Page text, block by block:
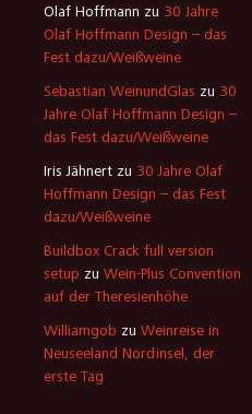
Olaf Hoffmann zu 30 Jahre
Olaf Hoffmann Design – das
Fest dazu/Weißweine
Sebastian WeinundGlas zu 30
Jahre Olaf Hoffmann Design –
das Fest dazu/Weißweine
Iris Jähnert zu 30 Jahre Olaf
Hoffmann Design – das Fest
dazu/Weißweine
Buildbox Crack full version
setup zu Wein-Plus Convention
auf der Theresienhöhe
Williamgob zu Weinreise in
Neuseeland Nordinsel, der
erste Tag